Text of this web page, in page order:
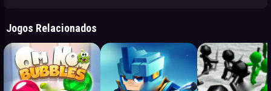
Jogos Relacionados